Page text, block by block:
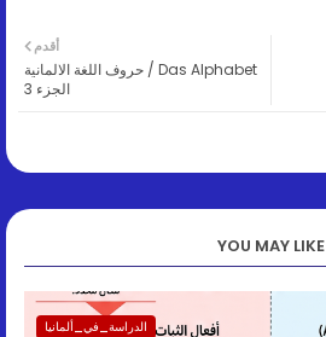
أقدم
Das Alphabet / حروف اللغة الالمانية
الجزء 3
YOU MAY LIKE
الدراسة_في_ألمانيا